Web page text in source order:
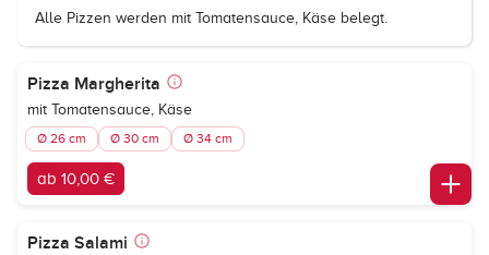
Alle Pizzen werden mit Tomatensauce, Käse belegt.
Pizza Margherita
mit Tomatensauce, Käse
Ø 26 cm Ø 30 cm Ø 34 cm
ab 10,00 €
Pizza Salami